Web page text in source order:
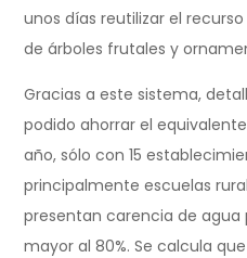
unos días reutilizar el
de árboles frutales y
Gracias a este sistema,
podido ahorrar el
año, sólo con 15
principalmente escuelas
presentan carencia de agua
mayor al 80%. Se calcula